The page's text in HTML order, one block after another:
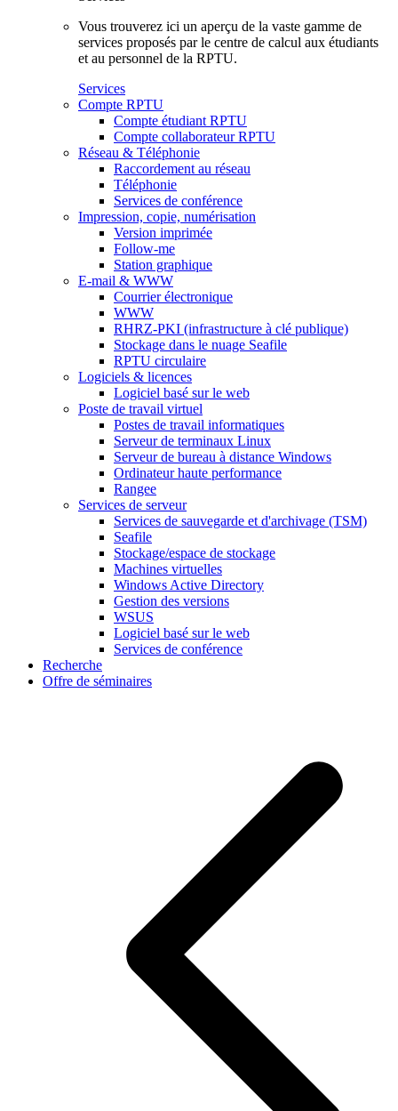
Vous trouverez ici un aperçu de la vaste gamme de
services proposés par le centre de calcul aux étudiants
et au personnel de la RPTU.
Services
Compte RPTU
Compte étudiant RPTU
Compte collaborateur RPTU
Réseau & Téléphonie
Raccordement au réseau
Téléphonie
Services de conférence
Impression, copie, numérisation
Version imprimée
Follow-me
Station graphique
E-mail & WWW
Courrier électronique
WWW
RHRZ-PKI (infrastructure à clé publique)
Stockage dans le nuage Seafile
RPTU circulaire
Logiciels & licences
Logiciel basé sur le web
Poste de travail virtuel
Postes de travail informatiques
Serveur de terminaux Linux
Serveur de bureau à distance Windows
Ordinateur haute performance
Rangee
Services de serveur
Services de sauvegarde et d'archivage (TSM)
Seafile
Stockage/espace de stockage
Machines virtuelles
Windows Active Directory
Gestion des versions
WSUS
Logiciel basé sur le web
Services de conférence
Recherche
Offre de séminaires